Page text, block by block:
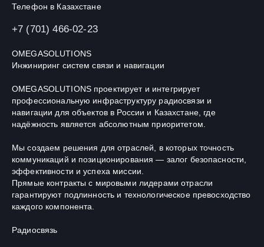
Телефон в Казахстане
+7 (701) 466-02-23
OMEGASOLUTIONS
Инжиниринг систем связи и навигации
OMEGASOLUTIONS проектирует и интегрирует
профессиональную инфраструктуру радиосвязи и
навигации для объектов в России и Казахстане, где
надёжность является абсолютным приоритетом.
Мы создаем решения для отраслей, в которых точность
коммуникаций и позиционирования — залог безопасности,
эффективности и успеха миссии.
Прямые контракты с мировыми лидерами отрасли
гарантируют подлинность и технологическое превосходство
каждого компонента.
Радиосвязь